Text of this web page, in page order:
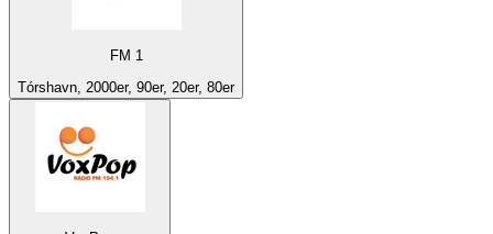
FM 1
Tórshavn, 2000er, 90er, 20er, 80er